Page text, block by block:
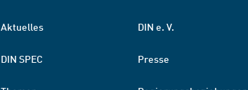
Aktuelles
DIN SPEC
DIN e. V.
Presse